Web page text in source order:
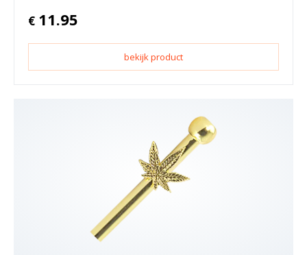
€ 11.95
bekijk product